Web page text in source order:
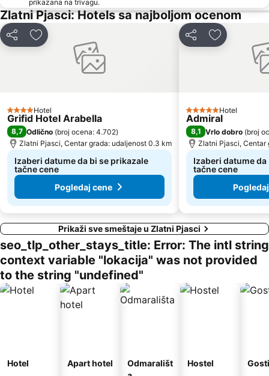
prikazana na trivagu.
Zlatni Pjasci: Hotels sa najboljom ocenom
Deli Dodati u favorite
4 Zvezdice
Hotel
Grifid Hotel Arabella
8,7 Odlično (broj ocena: 4.702)
Zlatni Pjasci, Centar grada: udaljenost 0.3 km
Izaberi datume da bi se prikazale
tačne cene
Pogledaj cene
Deli Dodati u
5 Zvezdice
Hotel
Admiral
8,1 Vrlo dobro (broj
Zlatni Pjasci, Centar
Izaberi datume
tačne cene
Prikaži sve smeštaje u Zlatni Pjasci
seo_tlp_other_stays_title: Error: The intl string
context variable "lokacija" was not provided
to the string "undefined"
Hotel Apart hotel
Odmarališt
Hostel